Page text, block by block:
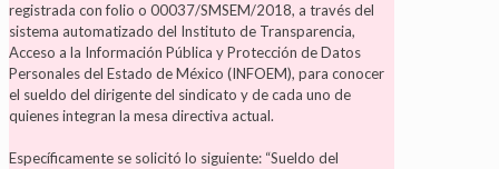
registrada con folio o 00037/SMSEM/2018, a través del
sistema automatizado del Instituto de Transparencia,
Acceso a la Información Pública y Protección de Datos
Personales del Estado de México (INFOEM), para conocer
el sueldo del dirigente del sindicato y de cada uno de
quienes integran la mesa directiva actual.
Específicamente se solicitó lo siguiente: “Sueldo del